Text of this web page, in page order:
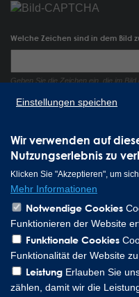
Welche Zeichen sind in dem Bild
Geben Sie die Zeichen ein, die im Bild
Lee Spring GmbH,
Copyright ©
Wir verwenden auf
Nutzungserlebnis zu
Klicken Sie "Akzeptieren", um
Mehr Informationen
Notwendige Cookies
Funktionieren der Website
Funktionale Cookies
Funktionalität der Website
Leistung Erlauben Sie
zählen, damit wir die
Einstellungen speichen